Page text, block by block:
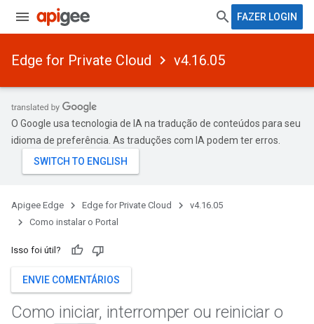
FAZER LOGIN
Edge for Private Cloud v4.16.05
O Google usa tecnologia de IA na tradução de conteúdos para seu
idioma de preferência. As traduções com IA podem ter erros.
Apigee Edge Edge for Private Cloud
v4.16.05
Como instalar o Portal
Isso foi útil?
ENVIE COMENTÁRIOS
Como iniciar, interromper ou reiniciar o